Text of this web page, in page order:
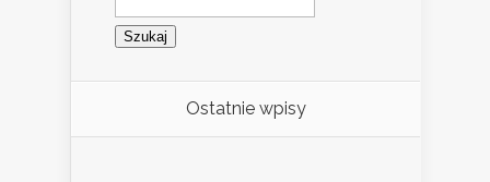
Ostatnie wpisy